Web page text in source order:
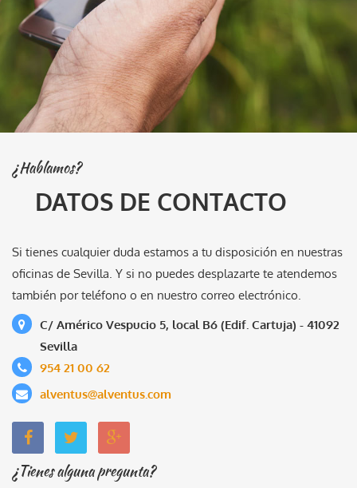
¿Hablamos?
DATOS DE CONTACTO
Si tienes cualquier duda estamos a tu disposición en nuestras
oficinas de Sevilla. Y si no puedes desplazarte te atendemos
también por teléfono o en nuestro correo electrónico.
C/ Américo Vespucio 5, local B6 (Edif. Cartuja) - 41092
Sevilla
954 21 00 62
alventus@alventus.com
¿Tienes alguna pregunta?